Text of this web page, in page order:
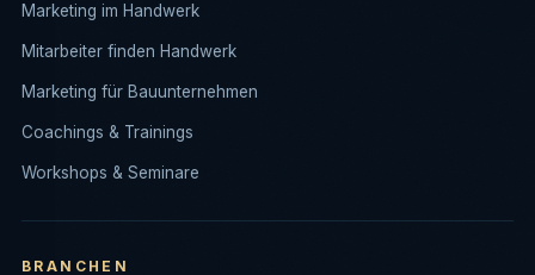
Marketing im Handwerk
Mitarbeiter finden Handwerk
Marketing für Bauunternehmen
Coachings & Trainings
Workshops & Seminare
BRANCHEN